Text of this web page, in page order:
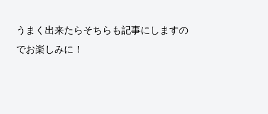
うまく出来たらそちらも記事にしますの
でお楽しみに！